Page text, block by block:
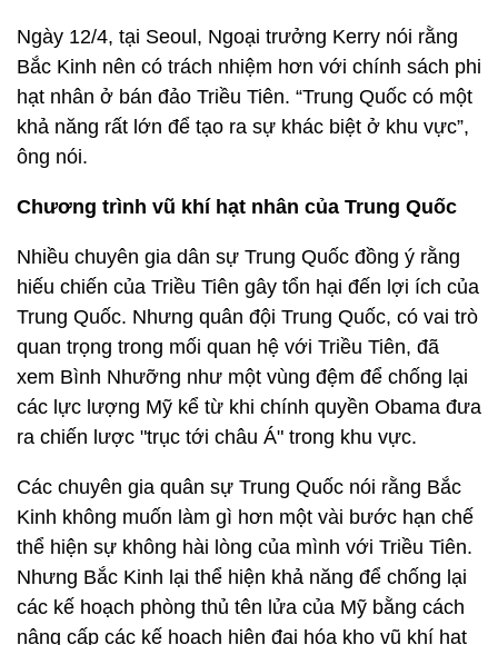
Ngày 12/4, tại Seoul, Ngoại trưởng Kerry nói rằng
Bắc Kinh nên có trách nhiệm hơn với chính sách phi
hạt nhân ở bán đảo Triều Tiên. “Trung Quốc có một
khả năng rất lớn để tạo ra sự khác biệt ở khu vực”,
ông nói.
Chương trình vũ khí hạt nhân của Trung Quốc
Nhiều chuyên gia dân sự Trung Quốc đồng ý rằng
hiếu chiến của Triều Tiên gây tổn hại đến lợi ích của
Trung Quốc. Nhưng quân đội Trung Quốc, có vai trò
quan trọng trong mối quan hệ với Triều Tiên, đã
xem Bình Nhưỡng như một vùng đệm để chống lại
các lực lượng Mỹ kể từ khi chính quyền Obama đưa
ra chiến lược "trục tới châu Á" trong khu vực.
Các chuyên gia quân sự Trung Quốc nói rằng Bắc
Kinh không muốn làm gì hơn một vài bước hạn chế
thể hiện sự không hài lòng của mình với Triều Tiên.
Nhưng Bắc Kinh lại thể hiện khả năng để chống lại
các kế hoạch phòng thủ tên lửa của Mỹ bằng cách
nâng cấp các kế hoạch hiện đại hóa kho vũ khí hạt